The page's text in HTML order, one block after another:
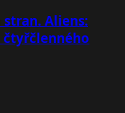
Aliens:
čtyřčlenného